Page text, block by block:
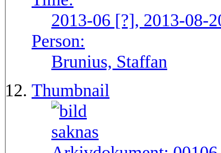
2013-06 [?], 2013-08-
Person:
Brunius, Staffan
Thumbnail